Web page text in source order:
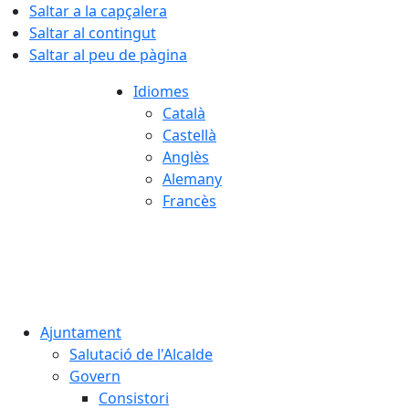
Saltar a la capçalera
Saltar al contingut
Saltar al peu de pàgina
Idiomes
Català
Castellà
Anglès
Alemany
Francès
Ajuntament
Salutació de l'Alcalde
Govern
Consistori